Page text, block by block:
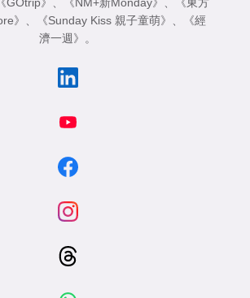
《GOtrip》 、 《NM+新Monday》 、
《東方
》 、 《Sunday Kiss 親子童萌》 、
《經
濟一週》 。